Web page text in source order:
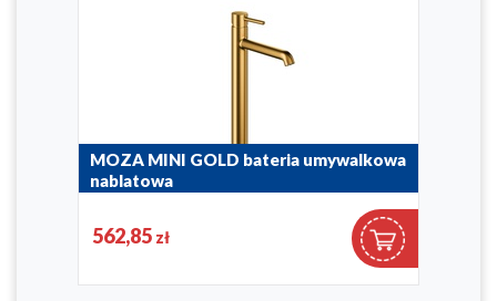
MOZA MINI GOLD bateria umywalkowa
nablatowa
562,85 zł